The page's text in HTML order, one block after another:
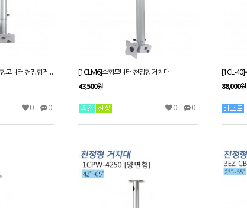
[1CLM30]22~42인치 소형모니터 천정형거치대
0 0
[1CLM6]소형모니터 천정형 거치대
43,500원
0 0
88,000원